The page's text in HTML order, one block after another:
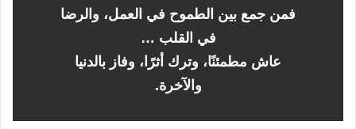
فمن جمع بين الطموح في العمل، والرضا
في القلب …
عاش مطمئنًا، وترك أثرًا، وفاز بالدنيا
والآخرة.